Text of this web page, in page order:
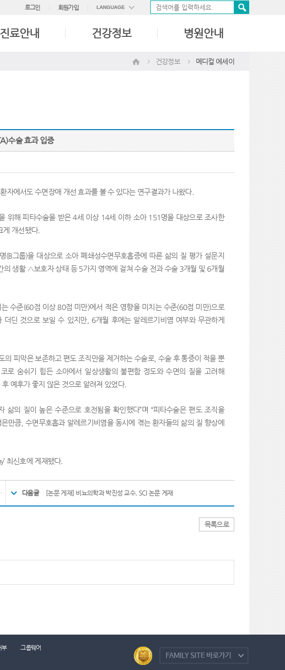
로그인 회원가입 LANGUAGE
中國語
진료안내 건강정보 병원안내
건강정보 메디컬 에세이
수술 효과 입증
자에서도 수면장애 개선 효과를 볼 수 있다는 연구결과가 나왔다.
위해 피타수술을 받은 4세 이상 14세 이하 소아 151명을 대상으로 조사한
게 개선됐다.
그룹)을 대상으로 소아 폐쇄성수면무호흡증에 따른 삶의 질 평가 설문지
생활 △보호자 상태 등 5가지 영역에 걸쳐 수술 전과 수술 3개월 및 6개월
수준(60점 이상 80점 미만)에서 적은 영향을 미치는 수준(60점 미만)으로
딘 것으로 보일 수 있지만, 6개월 후에는 알레르기비염 여부와 무관하게
피막은 보존하고 편도 조직만을 제거하는 수술로, 수술 후 통증이 적을 뿐
로 숨쉬기 힘든 소아에서 일상생활의 불편함 정도와 수면의 질을 고려해
예후가 좋지 않은 것으로 알려져 있었다.
삶의 질이 높은 수준으로 호전됨을 확인했다”며 “피타수술은 편도 조직을
만큼, 수면무호흡과 알레르기비염을 동시에 겪는 환자들의 삶의 질 향상에
최신호에 게재됐다.
자궁적출술' 성공 다음글 [논문 게재] 비뇨의학과 박진성 교수, SCI 논문 게재
목록으로
부
그룹웨어